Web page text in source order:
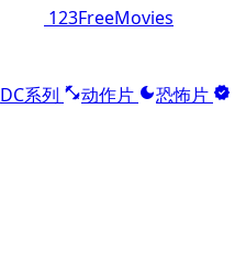
123FreeMovies
DC系列 动作片
恐怖片